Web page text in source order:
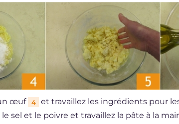
œuf 4 et travaillez les ingrédients pour
le sel et le poivre et travaillez la pâte à la